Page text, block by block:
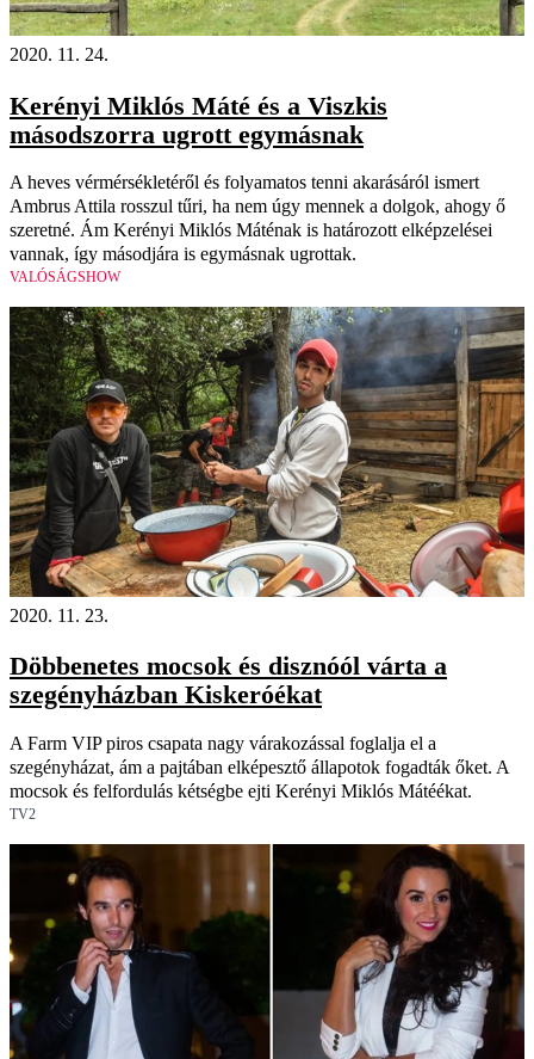
2020. 11. 24.
Kerényi Miklós Máté és a Viszkis
másodszorra ugrott egymásnak
A heves vérmérsékletéről és folyamatos tenni akarásáról ismert
Ambrus Attila rosszul tűri, ha nem úgy mennek a dolgok, ahogy ő
szeretné. Ám Kerényi Miklós Máténak is határozott elképzelései
vannak, így másodjára is egymásnak ugrottak.
VALÓSÁGSHOW
2020. 11. 23.
Döbbenetes mocsok és disznóól várta a
szegényházban Kiskeróékat
A Farm VIP piros csapata nagy várakozással foglalja el a
szegényházat, ám a pajtában elképesztő állapotok fogadták őket. A
mocsok és felfordulás kétségbe ejti Kerényi Miklós Mátéékat.
TV2